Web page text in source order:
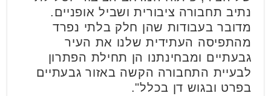
נתיב תחבורה ציבורית ושביל אופניים.
מדובר בעבודות שהן חלק בלתי נפרד
מהתפיסה העתידית שלנו את העיר
גבעתיים ומבחינתנו הן תחילת הפתרון
לבעיית התחבורה הקשה באזור גבעתיים
בפרט ובגוש דן בכלל".